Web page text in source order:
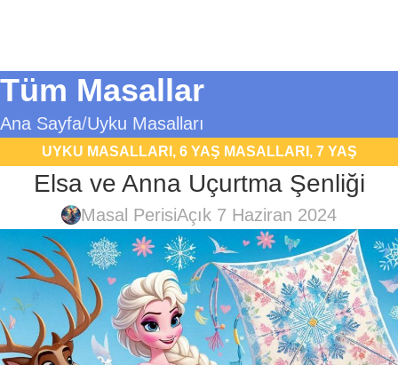
Tüm Masallar
Ana Sayfa Uyku Masalları
UYKU MASALLARI , 6 YAŞ MASALLARI , 7 YAŞ
MASALLARI,ELSA VE ANNA MASALLARI
Elsa ve Anna Uçurtma Şenliği
Masal PerisiAçık 7 Haziran 2024